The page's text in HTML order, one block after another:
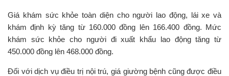
Giá khám sức khỏe toàn diện cho người lao động, lái xe và
khám định kỳ tăng từ 160.000 đồng lên 166.400 đồng. Mức
khám sức khỏe cho người đi xuất khẩu lao động tăng từ
450.000 đồng lên 468.000 đồng.
Đối với dịch vụ điều trị nội trú, giá giường bệnh cũng được điều